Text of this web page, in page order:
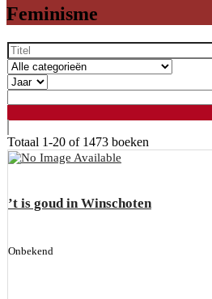
Feminisme
Totaal 1-20 of 1473 boeken
’t is goud in Winschoten
Onbekend